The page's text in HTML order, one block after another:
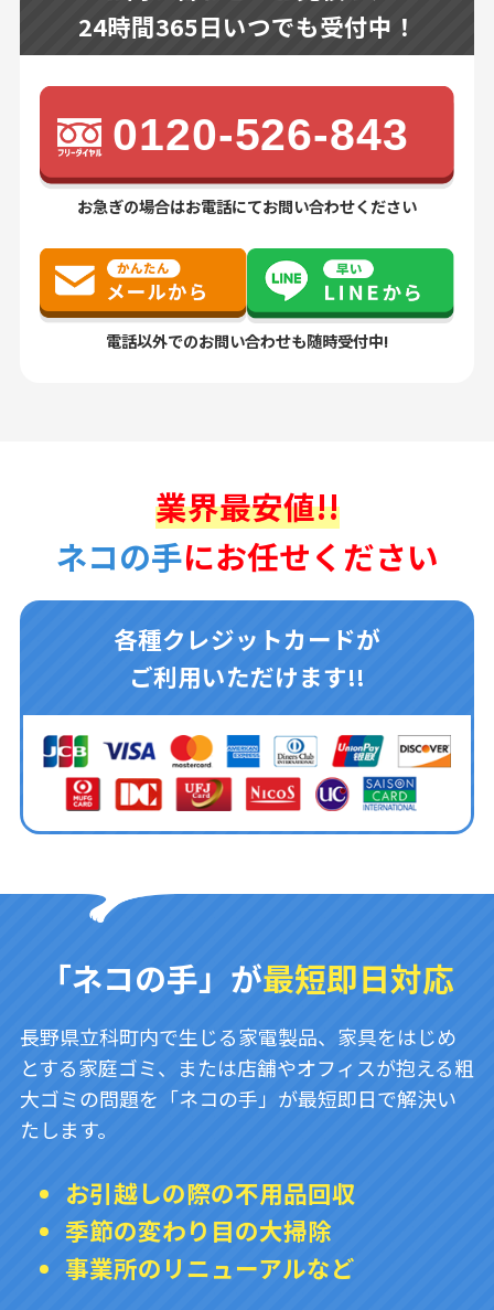
24時間365日いつでも受付中！
0120-526-843
お急ぎの場合はお電話にてお問い合わせください
電話以外でのお問い合わせも随時受付中!
業界最安値!!
ネコの手にお任せください
各種クレジットカードが
ご利用いただけます!!
「ネコの手」が最短即日対応
長野県立科町内で生じる家電製品、家具をはじめ
とする家庭ゴミ、または店舗やオフィスが抱える粗
大ゴミの問題を「ネコの手」が最短即日で解決い
たします。
お引越しの際の不用品回収
季節の変わり目の大掃除
事業所のリニューアルなど